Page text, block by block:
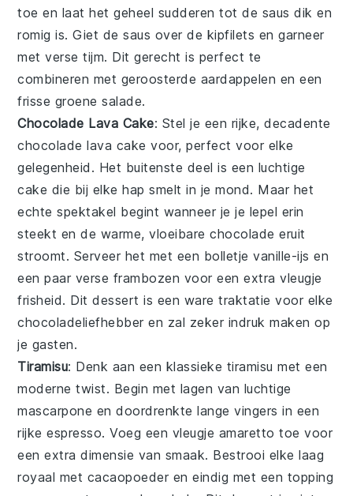
toe en laat het geheel sudderen tot de saus dik en
romig is. Giet de saus over de kipfilets en garneer
met verse tijm. Dit gerecht is perfect te
combineren met geroosterde aardappelen en een
frisse groene salade.
Chocolade Lava Cake: Stel je een rijke, decadente
chocolade lava cake voor, perfect voor elke
gelegenheid. Het buitenste deel is een luchtige
cake die bij elke hap smelt in je mond. Maar het
echte spektakel begint wanneer je je lepel erin
steekt en de warme, vloeibarechocolade eruit
stroomt. Serveer het met een bolletjevanille-ijs en
een paar verse frambozen voor een extra vleugje
frisheid. Dit dessert is een ware traktatie voor elke
chocoladeliefhebber en zal zeker indruk maken op
je gasten.
Tiramisu: Denk aan een klassieke tiramisu met een
moderne twist. Begin met lagen van luchtige
mascarpone en doordrenktelange vingers in een
rijkeespresso. Voeg een vleugje amaretto toe voor
een extra dimensie van smaak. Bestrooi elke laag
royaal met cacaopoeder en eindig met een topping